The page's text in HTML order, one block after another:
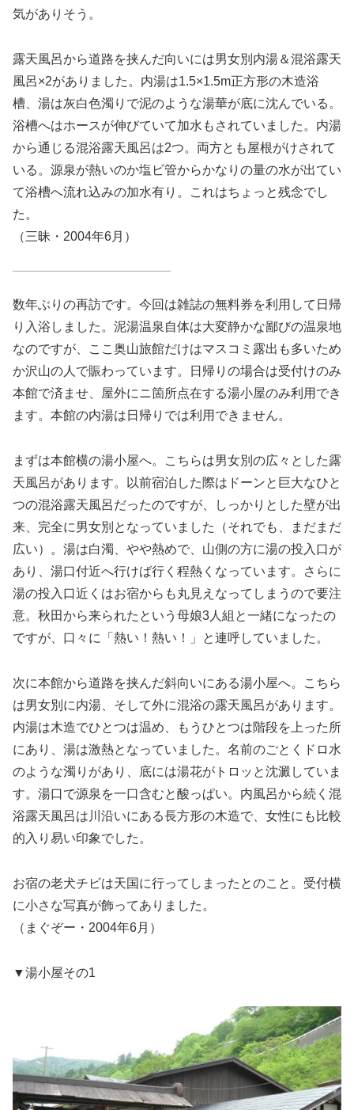
気がありそう。
露天風呂から道路を挟んだ向いには男女別内湯＆混浴露天
風呂×2がありました。内湯は1.5×1.5m正方形の木造浴
槽、湯は灰白色濁りで泥のような湯華が底に沈んでいる。
浴槽へはホースが伸びていて加水もされていました。内湯
から通じる混浴露天風呂は2つ。両方とも屋根がけされて
いる。源泉が熱いのか塩ビ管からかなりの量の水が出てい
て浴槽へ流れ込みの加水有り。これはちょっと残念でし
た。
（三昧・2004年6月）
数年ぶりの再訪です。今回は雑誌の無料券を利用して日帰
り入浴しました。泥湯温泉自体は大変静かな鄙びの温泉地
なのですが、ここ奥山旅館だけはマスコミ露出も多いため
か沢山の人で賑わっています。日帰りの場合は受付けのみ
本館で済ませ、屋外にニ箇所点在する湯小屋のみ利用でき
ます。本館の内湯は日帰りでは利用できません。
まずは本館横の湯小屋へ。こちらは男女別の広々とした露
天風呂があります。以前宿泊した際はドーンと巨大なひと
つの混浴露天風呂だったのですが、しっかりとした壁が出
来、完全に男女別となっていました（それでも、まだまだ
広い）。湯は白濁、やや熱めで、山側の方に湯の投入口が
あり、湯口付近へ行けば行く程熱くなっています。さらに
湯の投入口近くはお宿からも丸見えなってしまうので要注
意。秋田から来られたという母娘3人組と一緒になったの
ですが、口々に「熱い！熱い！」と連呼していました。
次に本館から道路を挟んだ斜向いにある湯小屋へ。こちら
は男女別に内湯、そして外に混浴の露天風呂があります。
内湯は木造でひとつは温め、もうひとつは階段を上った所
にあり、湯は激熱となっていました。名前のごとくドロ水
のような濁りがあり、底には湯花がトロッと沈澱していま
す。湯口で源泉を一口含むと酸っぱい。内風呂から続く混
浴露天風呂は川沿いにある長方形の木造で、女性にも比較
的入り易い印象でした。
お宿の老犬チビは天国に行ってしまったとのこと。受付横
に小さな写真が飾ってありました。
（まぐぞー・2004年6月）
▼湯小屋その1